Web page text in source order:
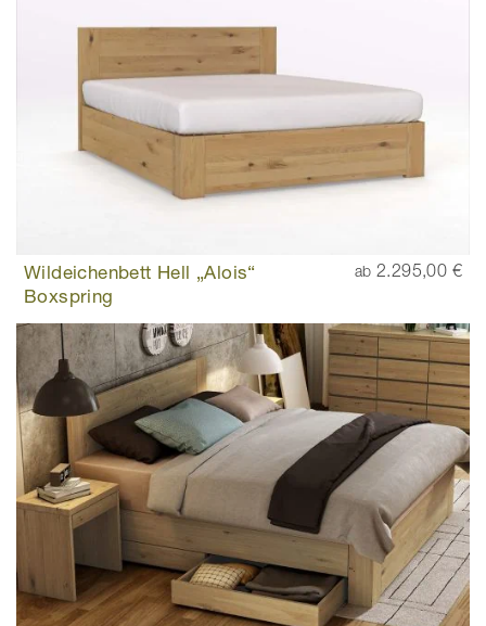
Wildeichenbett Hell „Alois“
Boxspring
ab 2.295,00 €